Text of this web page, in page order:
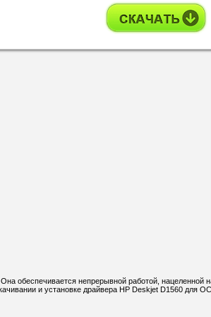
обеспечивается непрерывной работой, нацеленной
и установке драйвера HP Deskjet D1560 для ОС